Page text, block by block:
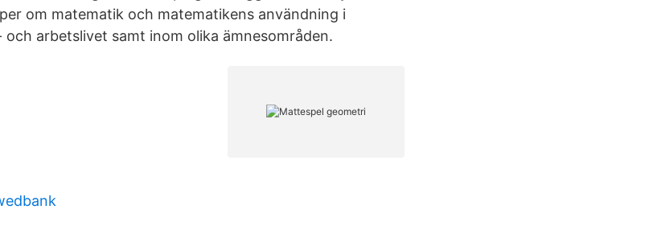
om matematik och matematikens användning i
arbetslivet samt inom olika ämnesområden.